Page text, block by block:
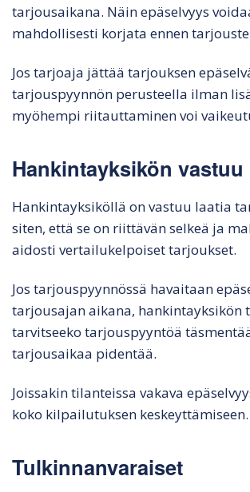
tarjousaikana. Näin epäselvyys
mahdollisesti korjata ennen
Jos tarjoaja jättää tarjouksen
tarjouspyynnön perusteella ilman
myöhempi riitauttaminen voi
Hankintayksikön vastuu
Hankintayksiköllä on vastuu laatia
siten, että se on riittävän selkeä ja
aidosti vertailukelpoiset tarjoukset.
Jos tarjouspyynnössä havaitaan
tarjousajan aikana, hankintayksikön
tarvitseeko tarjouspyyntöä
tarjousaikaa pidentää.
Joissakin tilanteissa vakava
koko kilpailutuksen keskeyttämiseen.
Tulkinnanvaraiset